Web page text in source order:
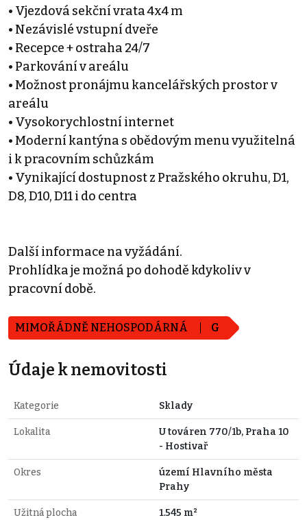
• Vjezdová sekční vrata 4x4 m
• Nezávislé vstupní dveře
• Recepce + ostraha 24/7
• Parkování v areálu
• Možnost pronájmu kancelářských prostor v
areálu
• Vysokorychlostní internet
• Moderní kantýna s obědovým menu využitelná
i k pracovním schůzkám
• Vynikající dostupnost z Pražského okruhu, D1,
D8, D10, D11 i do centra
Další informace na vyžádání.
Prohlídka je možná po dohodě kdykoliv v
pracovní době.
MIMOŘÁDNĚ NEHOSPODÁRNÁ G
Údaje k nemovitosti
Kategorie Sklady
Lokalita
U továren 770/1b, Praha 10
- Hostivař
Okres
území Hlavního města
Prahy
Užitná plocha 1.545 m²